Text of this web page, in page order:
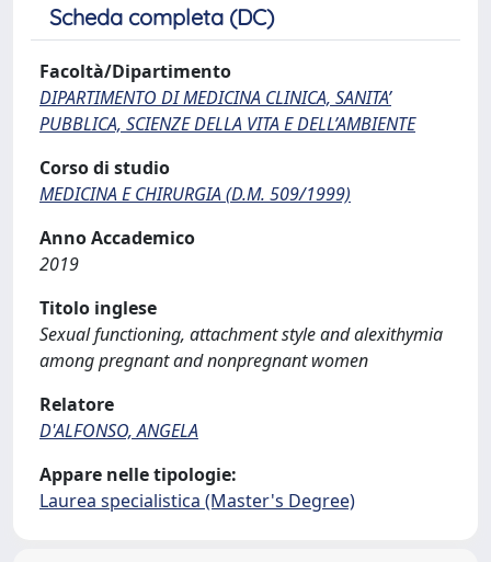
Scheda completa (DC)
Facoltà/Dipartimento
DIPARTIMENTO DI MEDICINA CLINICA, SANITA’
PUBBLICA, SCIENZE DELLA VITA E DELL’AMBIENTE
Corso di studio
MEDICINA E CHIRURGIA (D.M. 509/1999)
Anno Accademico
2019
Titolo inglese
Sexual functioning, attachment style and alexithymia
among pregnant and nonpregnant women
Relatore
D'ALFONSO, ANGELA
Appare nelle tipologie:
Laurea specialistica (Master's Degree)